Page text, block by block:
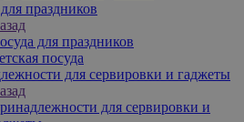
праздников
для праздников
посуда
для сервировки и гаджеты
для сервировки и